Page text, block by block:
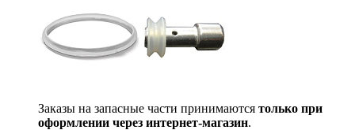
Заказы на запасные части принимаются только при
оформлении через интернет-магазин.